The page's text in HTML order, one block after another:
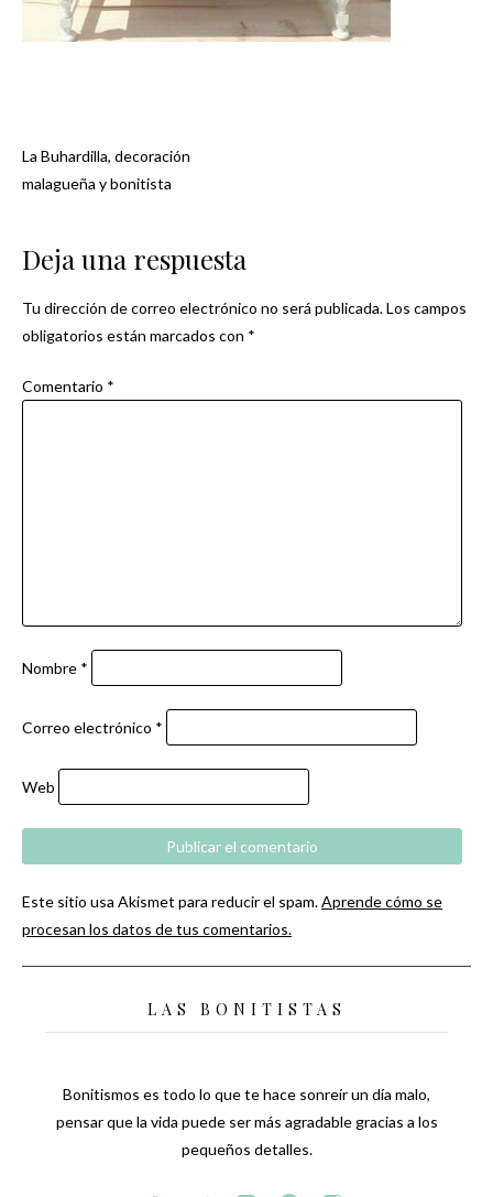
Navegación
La Buhardilla, decoración
malagueña y bonitista
Deja una respuesta
Tu dirección de correo electrónico no será publicada.Los campos
obligatorios están marcados con *
Comentario *
Nombre *
Correo electrónico *
Web
Este sitio usa Akismet para reducir el spam.Aprende cómo se
procesan los datos de tus comentarios.
LAS BONITISTAS
Bonitismos es todo lo que te hace sonreír un día malo,
pensar que la vida puede ser más agradable gracias a los
pequeños detalles.